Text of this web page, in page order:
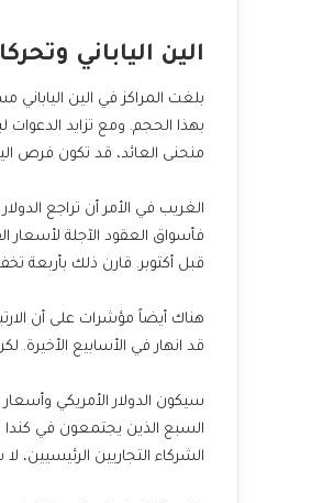
الين الياباني
بلغت المراكز في الين
بهذا الحجم. ومع تزايد
منحنى العائد، قد تكون فرص
الغريب في الأمر أن تراجع
فأسواق العقود الآجلة لأسعار
قبل أكتوبر. قارن ذلك بأربعة
هناك أيضاً مؤشرات على أن
قد انهار في الأسابيع الأخيرة.
سيكون الدولار الأمريكي
السبع الذين يجتمعون في
الشركاء التجاريين